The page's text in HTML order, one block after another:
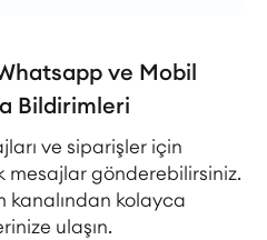
ve Mobil
Bildirimleri
ve siparişler için
mesajlar gönderebilirsiniz.
kanalından kolayca
ulaşın.